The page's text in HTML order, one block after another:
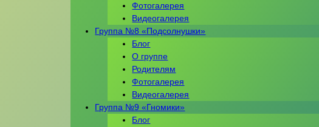
Фотогалерея
Видеогалерея
Группа №8 «Подсолнушки»
Блог
О группе
Родителям
Фотогалерея
Видеогалерея
Группа №9 «Гномики»
Блог